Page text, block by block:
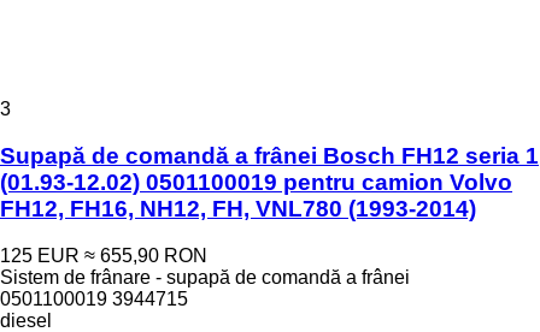
3
Supapă de comandă a frânei Bosch FH12 seria 1
(01.93-12.02) 0501100019 pentru camion Volvo
FH12, FH16, NH12, FH, VNL780 (1993-2014)
125 EUR ≈ 655,90 RON
Sistem de frânare - supapă de comandă a frânei
0501100019 3944715
diesel